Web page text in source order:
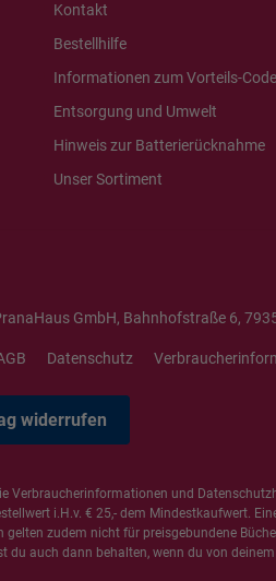
Kontakt
Bestellhilfe
Informationen zum Vorteils-Code
Entsorgung und Umwelt
Hinweis zur Batterierücknahme
Unser Sortiment
GmbH, Bahnhofstraße 6,
Datenschutz
widerrufen
Verbraucherinformationen und
i.H.v. € 25,- dem Mindestkaufwert.
zudem nicht für preisgebundene
auch dann behalten, wenn du von